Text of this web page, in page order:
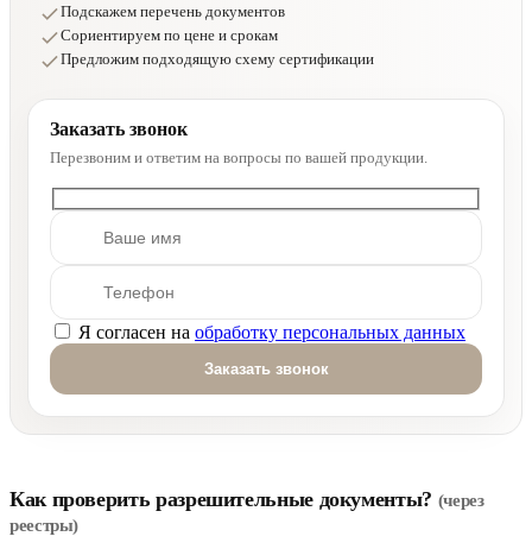
Подскажем перечень документов
Сориентируем по цене и срокам
Предложим подходящую схему сертификации
Заказать звонок
Перезвоним и ответим на вопросы по вашей продукции.
Оставьте это поле пустым.
Я согласен на обработку персональных данных
Как проверить разрешительные документы? (через
реестры)